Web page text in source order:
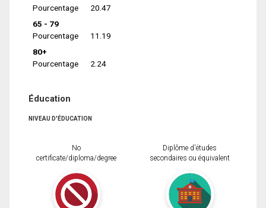
Pourcentage
20.47
65 - 79
Pourcentage
11.19
80+
Pourcentage
2.24
Éducation
NIVEAU D'ÉDUCATION
No
certificate/diploma/degree
Diplôme d'études
secondaires ou équivalent